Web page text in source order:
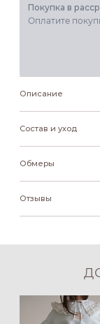
Покупка в
Оплатите
Описание
Состав и уход
Обмеры
Отзывы